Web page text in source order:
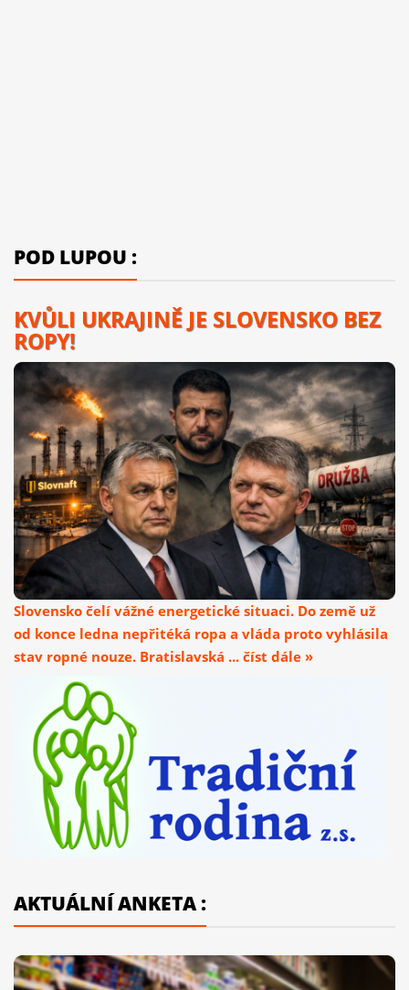
POD LUPOU :
KVŮLI UKRAJINĚ JE SLOVENSKO BEZ
ROPY!
Slovensko čelí vážné energetické situaci. Do země už
od konce ledna nepřitéká ropa a vláda proto vyhlásila
stav ropné nouze. Bratislavská ... číst dále »
AKTUÁLNÍ ANKETA :